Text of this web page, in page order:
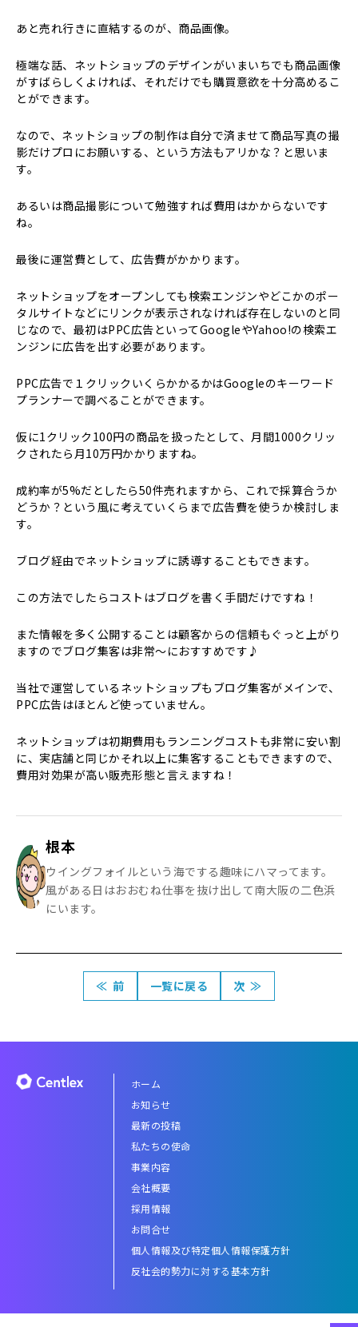
あと売れ行きに直結するのが、商品画像。
極端な話、ネットショップのデザインがいまいちでも商品画像
がすばらしくよければ、それだけでも購買意欲を十分高めるこ
とができます。
なので、ネットショップの制作は自分で済ませて商品写真の撮
影だけプロにお願いする、という方法もアリかな？と思いま
す。
あるいは商品撮影について勉強すれば費用はかからないです
ね。
最後に運営費として、広告費がかかります。
ネットショップをオープンしても検索エンジンやどこかのポー
タルサイトなどにリンクが表示されなければ存在しないのと同
じなので、最初はPPC広告といってGoogleやYahoo!の検索エ
ンジンに広告を出す必要があります。
PPC広告で１クリックいくらかかるかはGoogleのキーワード
プランナーで調べることができます。
仮に1クリック100円の商品を扱ったとして、月間1000クリッ
クされたら月10万円かかりますね。
成約率が5%だとしたら50件売れますから、これで採算合うか
どうか？という風に考えていくらまで広告費を使うか検討しま
す。
ブログ経由でネットショップに誘導することもできます。
この方法でしたらコストはブログを書く手間だけですね！
また情報を多く公開することは顧客からの信頼もぐっと上がり
ますのでブログ集客は非常〜におすすめです♪
当社で運営しているネットショップもブログ集客がメインで、
PPC広告はほとんど使っていません。
ネットショップは初期費用もランニングコストも非常に安い割
に、実店舗と同じかそれ以上に集客することもできますので、
費用対効果が高い販売形態と言えますね！
根本
ウイングフォイルという海でする趣味にハマってます。
風がある日はおおむね仕事を抜け出して南大阪の二色浜
にいます。
≪ 前 一覧に戻る 次 ≫
ホーム
お知らせ
最新の投稿
私たちの使命
事業内容
会社概要
採用情報
お問合せ
個人情報及び特定個人情報保護方針
反社会的勢力に対する基本方針